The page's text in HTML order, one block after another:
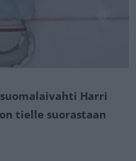
Harri
tielle suorastaan